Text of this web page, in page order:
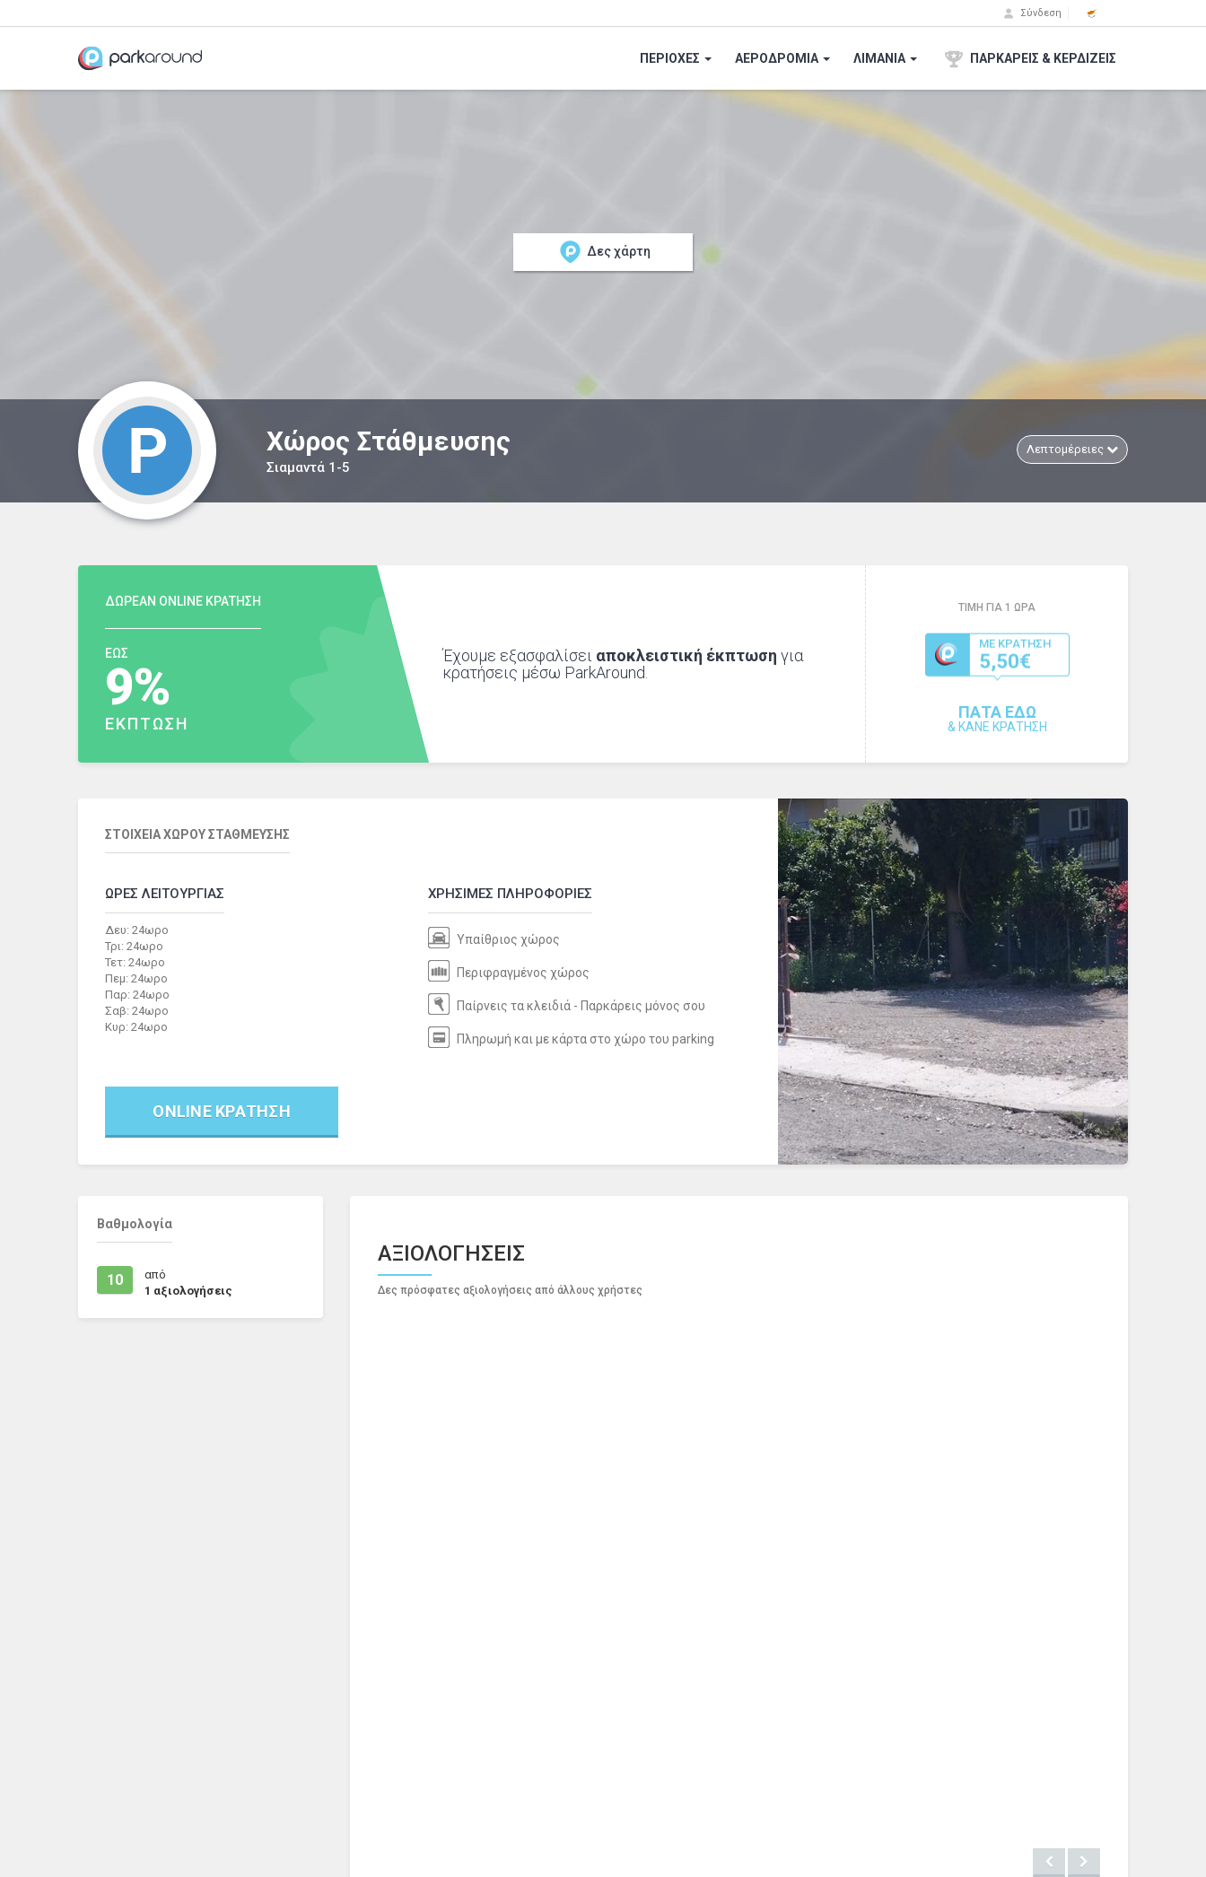
Σύνδεση
ΠΕΡΙΟΧΕΣ ΑΕΡΟΔΡΟΜΙA ΛΙΜΑΝΙΑ ΠΑΡΚΑΡΕΙΣ & ΚΕΡΔΙΖΕΙΣ
Δες χάρτη
Χώρος Στάθμευσης
Σιαμαντά 1-5
Λεπτομέρειες
ΔΩΡΕΑΝ ONLINE ΚΡΑΤΗΣΗ
ΕΩΣ
9%
ΕΚΠΤΩΣΗ
Έχουμε εξασφαλίσει αποκλειστική έκπτωση για
κρατήσεις μέσω ParkAround.
ΤΙΜΗ ΓΙΑ 1 ΩΡΑ
ΜΕ ΚΡΑΤΗΣΗ
5,50€
ΠΑΤΑ ΕΔΩ
& ΚΑΝΕ ΚΡΑΤΗΣΗ
ΣΤΟΙΧΕΙΑ ΧΩΡΟΥ ΣΤΑΘΜΕΥΣΗΣ
ΩΡΕΣ ΛΕΙΤΟΥΡΓΙΑΣ
Δευ: 24ωρο
Τρι: 24ωρο
Τετ: 24ωρο
Πεμ: 24ωρο
Παρ: 24ωρο
Σαβ: 24ωρο
Κυρ: 24ωρο
ΧΡΗΣΙΜΕΣ ΠΛΗΡΟΦΟΡΙΕΣ
Υπαίθριος χώρος
Περιφραγμένος χώρος
Παίρνεις τα κλειδιά - Παρκάρεις μόνος σου
Πληρωμή και με κάρτα στο χώρο του parking
ONLINE ΚΡΑΤΗΣΗ
Βαθμολογία
10
από
1 αξιολογήσεις
ΑΞΙΟΛΟΓΗΣΕΙΣ
Δες πρόσφατες αξιολογήσεις από άλλους χρήστες